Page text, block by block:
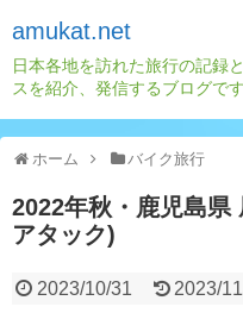
amukat.net
日本各地を訪れた旅行の記録
スを紹介、発信するブログです
ホーム バイク旅行
2022年秋・鹿児島県
アタック)
2023/10/31 2023/